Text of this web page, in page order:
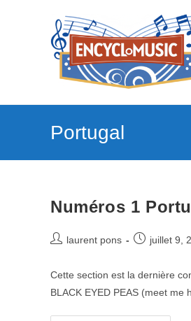
Portugal
Numéros 1
Auteur/autrice
laurent pons
Publication
juillet 9,
Cette section est la dernière
BLACK EYED PEAS (meet me